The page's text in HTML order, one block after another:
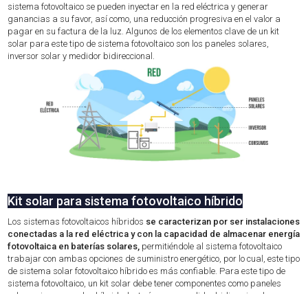
sistema fotovoltaico se pueden inyectar en la red eléctrica y generar
ganancias a su favor, así como, una reducción progresiva en el valor a
pagar en su factura de la luz. Algunos de los elementos clave de un kit
solar para este tipo de sistema fotovoltaico son los paneles solares,
inversor solar y medidor bidireccional.
Kit solar para sistema fotovoltaico híbrido
Los sistemas fotovoltaicos híbridos se caracterizan por ser instalaciones
conectadas a la red eléctrica y con la capacidad de almacenar energía
fotovoltaica en baterías solares, permitiéndole al sistema fotovoltaico
trabajar con ambas opciones de suministro energético, por lo cual, este tipo
de sistema solar fotovoltaico híbrido es más confiable. Para este tipo de
sistema fotovoltaico, un kit solar debe tener componentes como paneles